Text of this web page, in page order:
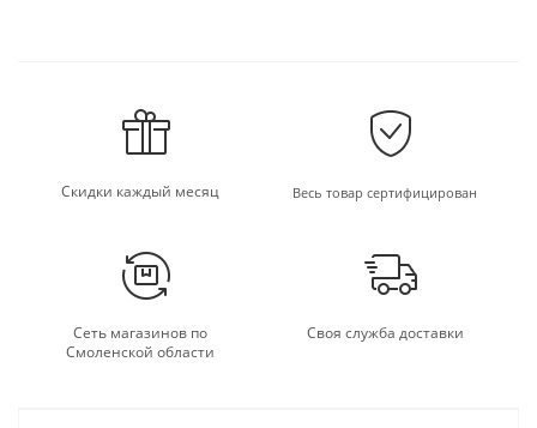
Скидки каждый месяц Весь товар сертифицирован
Сеть магазинов по
Смоленской области
Своя служба доставки